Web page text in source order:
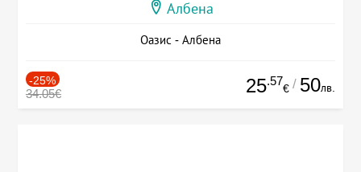
Албена
Оазис - Албена
-25%
34.05€ 25.57
€ / 50лв.